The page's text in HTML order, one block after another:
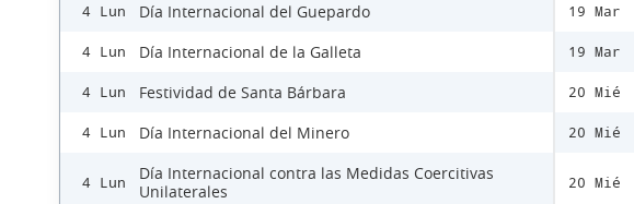
4 Lun Día Internacional del Guepardo
4 Lun Día Internacional de la Galleta
4 Lun Festividad de Santa Bárbara
4 Lun Día Internacional del Minero
4 Lun
Día Internacional contra las Medidas Coercitivas
Unilaterales
19 Mar
19 Mar
20 Mié
20 Mié
20 Mié